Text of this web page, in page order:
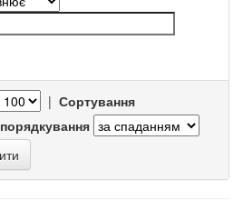
| Сортування